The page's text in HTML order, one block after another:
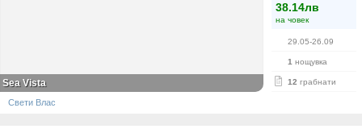
38.14лв
на човек
29.05-26.09
1 нощувка
12 грабнати
Sea Vista
Свети Влас